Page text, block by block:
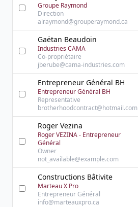
Groupe Raymond
Direction
alraymond@grouperaymond.ca
Gaëtan Beaudoin
Industries CAMA
Co-propriétaire
jberube@cama-industries.com
Entrepreneur Général BH
Entrepreneur Général BH
Representative
brotherhoodcontract@hotmail.com
Roger Vezina
Roger VEZINA - Entrepreneur
Général
Owner
not_available@example.com
Constructions Bâtivite
Marteau X Pro
Entrepreneur Général
info@marteauxpro.ca